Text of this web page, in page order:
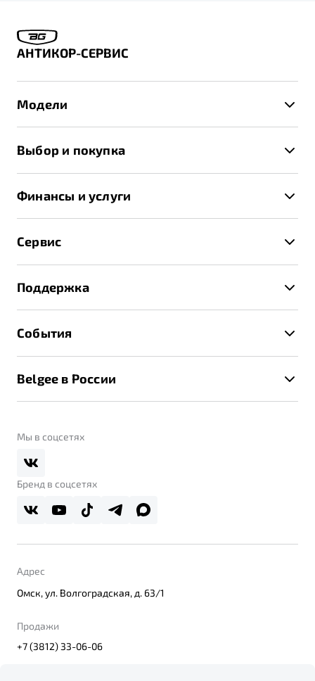
АНТИКОР-СЕРВИС
Модели
X70
Выбор и покупка
Спецпредложения и Акции
Записаться на тест-драйв
Получить предложение
Финансы и услуги
Трейд-ин
Страхование
Расчет КАСКО
Сервис
Руководство по эксплуатации
Техническое обслуживание
Калькулятор ТО
Поддержка
Помощь на дорогах
Belgee Линк
Реферальная программа
События
Контакты
Belgee в России
О дилерском центре
Правовая информация
Мы в соцсетях
Бренд в соцсетях
Адрес
Омск, ул. Волгоградская, д. 63/1
Продажи
+7 (3812) 33-06-06